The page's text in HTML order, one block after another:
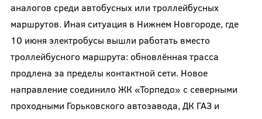
аналогов среди автобусных или троллейбусных
маршрутов. Иная ситуация в Нижнем Новгороде, где
10 июня электробусы вышли работать вместо
троллейбусного маршрута: обновлённая трасса
продлена за пределы контактной сети. Новое
направление соединило ЖК «Торпедо» с северными
проходными Горьковского автозавода, ДК ГАЗ и